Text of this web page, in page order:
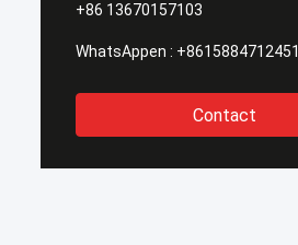
+86 13670157103
WhatsAppen : +8615884712451
Contact